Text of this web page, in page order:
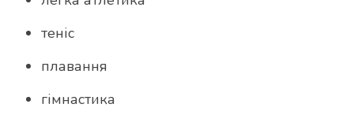
теніс
плавання
гімнастика